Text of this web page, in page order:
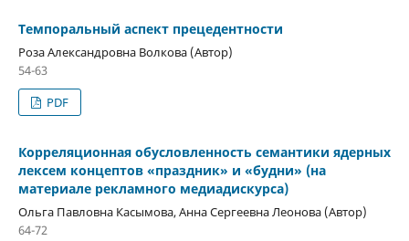
Темпоральный аспект прецедентности
Роза Александровна Волкова (Автор)
54-63
PDF
Корреляционная обусловленность семантики ядерных
лексем концептов «праздник» и «будни» (на
материале рекламного медиадискурса)
Ольга Павловна Касымова, Анна Сергеевна Леонова (Автор)
64-72